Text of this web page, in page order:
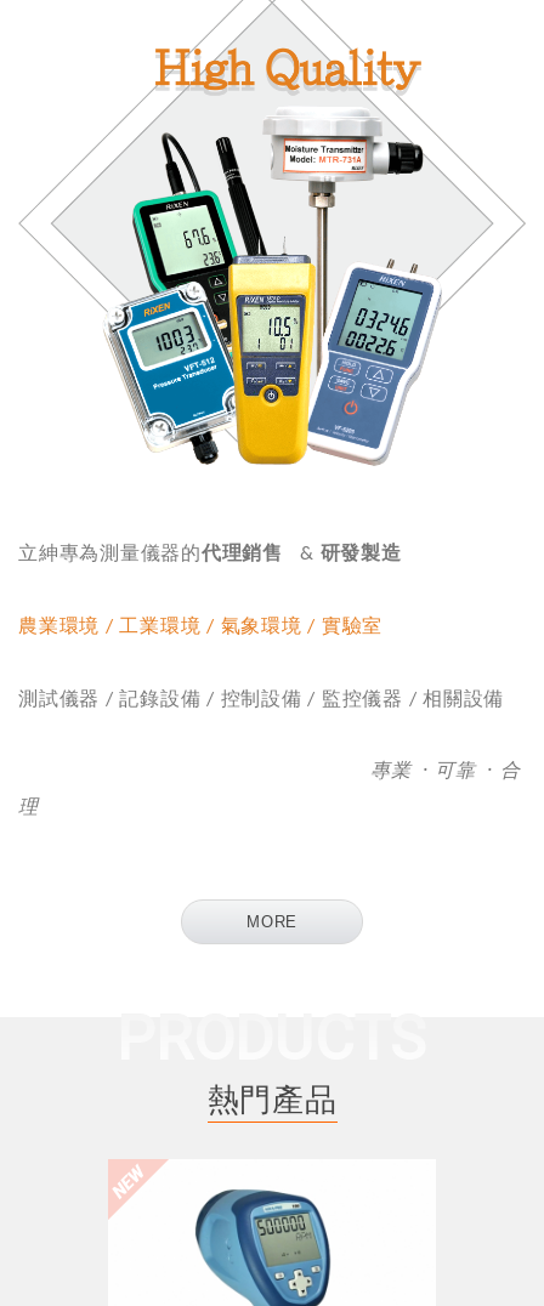
立紳專為測量儀器的代理銷售 & 研發製造
農業環境 /工業環境 / 氣象環境 / 實驗室
測試儀器 /記錄設備 / 控制設備 / 監控儀器 / 相關設備
專業 · 可靠 · 合
理
MORE
熱門產品